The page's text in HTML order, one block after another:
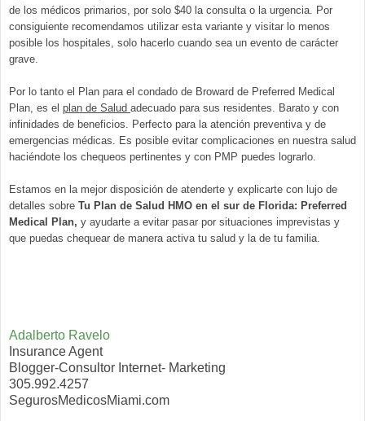
de los médicos primarios, por solo $40 la consulta o la urgencia. Por
consiguiente recomendamos utilizar esta variante y visitar lo menos
posible los hospitales, solo hacerlo cuando sea un evento de carácter
grave.
Por lo tanto el Plan para el condado de Broward de Preferred Medical
Plan, es el plan de Salud adecuado para sus residentes. Barato y con
infinidades de beneficios. Perfecto para la atención preventiva y de
emergencias médicas. Es posible evitar complicaciones en nuestra salud
haciéndote los chequeos pertinentes y con PMP puedes lograrlo.
Estamos en la mejor disposición de atenderte y explicarte con lujo de
detalles sobre Tu Plan de Salud HMO en el sur de Florida: Preferred
Medical Plan, y ayudarte a evitar pasar por situaciones imprevistas y
que puedas chequear de manera activa tu salud y la de tu familia.
Adalberto Ravelo
Insurance Agent
Blogger-Consultor Internet- Marketing
305.992.4257
SegurosMedicosMiami.com